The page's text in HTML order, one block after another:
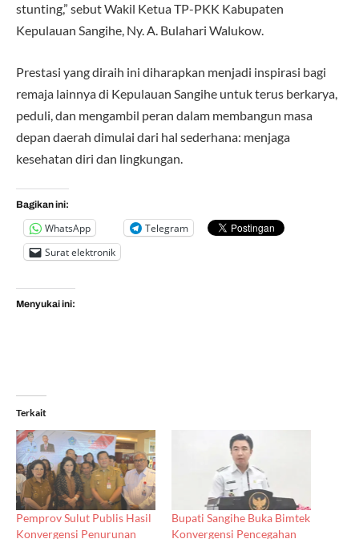
stunting,” sebut Wakil Ketua TP-PKK Kabupaten
Kepulauan Sangihe, Ny. A. Bulahari Walukow.
Prestasi yang diraih ini diharapkan menjadi inspirasi bagi
remaja lainnya di Kepulauan Sangihe untuk terus berkarya,
peduli, dan mengambil peran dalam membangun masa
depan daerah dimulai dari hal sederhana: menjaga
kesehatan diri dan lingkungan.
Bagikan ini:
WhatsApp
Telegram
Surat elektronik
Menyukai ini:
Terkait
Pemprov Sulut Publis Hasil
Konvergensi Penurunan
Bupati Sangihe Buka Bimtek
Konvergensi Pencegahan